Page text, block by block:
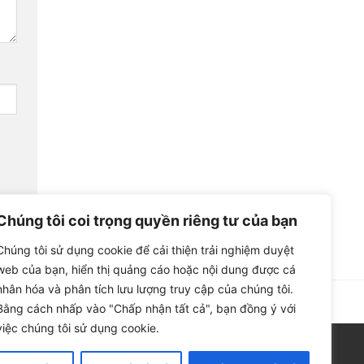
tôi coi trọng quyền riêng tư của bạn
tôi sử dụng cookie để cải thiện trải nghiệm duyệt
của bạn, hiển thị quảng cáo hoặc nội dung được cá
hóa và phân tích lưu lượng truy cập của chúng tôi.
cách nhấp vào "Chấp nhận tất cả", bạn đồng ý với
chúng tôi sử dụng cookie.